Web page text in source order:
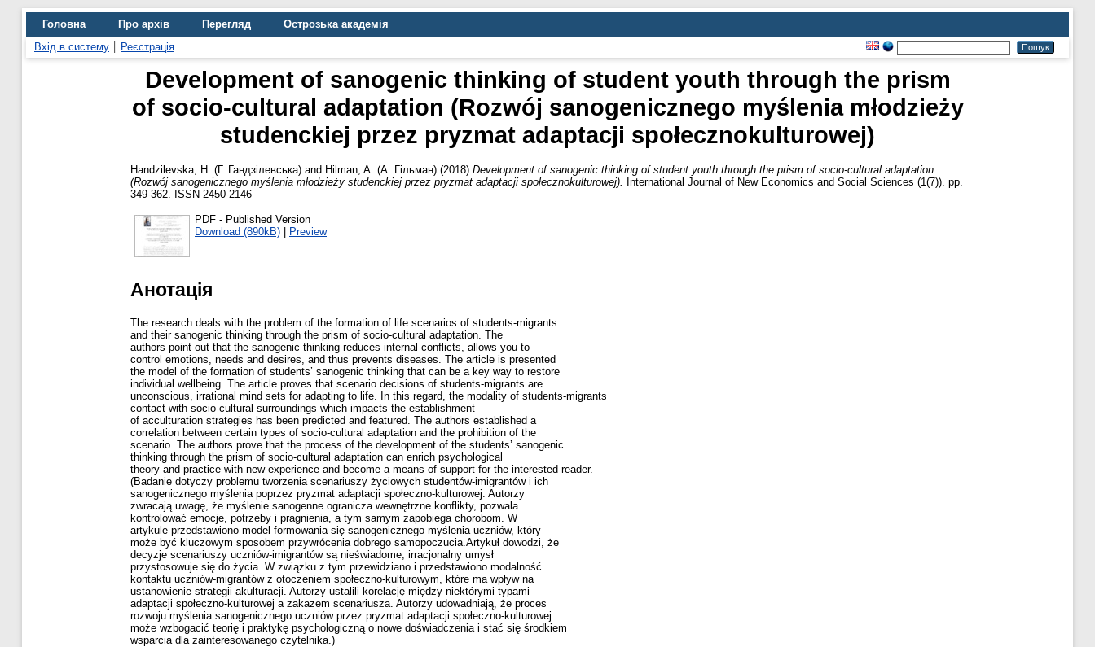
Головна Про архів Перегляд
Острозька академія
Вхід в систему
Реєстрація
Development of sanogenic thinking of student youth through the prism
of socio-cultural adaptation (Rozwój sanogenicznego myślenia młodzieży
studenckiej przez pryzmat adaptacji społecznokulturowej)
Handzilevska, H. (Г. Гандзілевська) and Hilman, A. (А. Гільман) (2018) Development of sanogenic thinking of student youth through the prism of socio-cultural adaptation
(Rozwój sanogenicznego myślenia młodzieży studenckiej przez pryzmat adaptacji społecznokulturowej).
International Journal of New Economics and Social Sciences (1(7)). pp.
349-362. ISSN 2450-2146
PDF - Published Version
Download (890kB) | Preview
Анотація
The research deals with the problem of the formation of life scenarios of students-migrants
and their sanogenic thinking through the prism of socio-cultural adaptation. The
authors point out that the sanogenic thinking reduces internal conflicts, allows you to
control emotions, needs and desires, and thus prevents diseases. The article is presented
the model of the formation of students’ sanogenic thinking that can be a key way to restore
individual wellbeing. The article proves that scenario decisions of students-migrants are
unconscious, irrational mind sets for adapting to life. In this regard, the modality of students-migrants
contact with socio-cultural surroundings which impacts the establishment
of acculturation strategies has been predicted and featured. The authors established a
correlation between certain types of socio-cultural adaptation and the prohibition of the
scenario. The authors prove that the process of the development of the students’ sanogenic
thinking through the prism of socio-cultural adaptation can enrich psychological
theory and practice with new experience and become a means of support for the interested reader.
(Badanie dotyczy problemu tworzenia scenariuszy życiowych studentów-imigrantów i ich
sanogenicznego myślenia poprzez pryzmat adaptacji społeczno-kulturowej. Autorzy
zwracają uwagę, że myślenie sanogenne ogranicza wewnętrzne konflikty, pozwala
kontrolować emocje, potrzeby i pragnienia, a tym samym zapobiega chorobom. W
artykule przedstawiono model formowania się sanogenicznego myślenia uczniów, który
może być kluczowym sposobem przywrócenia dobrego samopoczucia.Artykuł dowodzi, że
decyzje scenariuszy uczniów-imigrantów są nieświadome, irracjonalny umysł
przystosowuje się do życia. W związku z tym przewidziano i przedstawiono modalność
kontaktu uczniów-migrantów z otoczeniem społeczno-kulturowym, które ma wpływ na
ustanowienie strategii akulturacji. Autorzy ustalili korelację między niektórymi typami
adaptacji społeczno-kulturowej a zakazem scenariusza. Autorzy udowadniają, że proces
rozwoju myślenia sanogenicznego uczniów przez pryzmat adaptacji społeczno-kulturowej
może wzbogacić teorię i praktykę psychologiczną o nowe doświadczenia i stać się środkiem
wsparcia dla zainteresowanego czytelnika.)